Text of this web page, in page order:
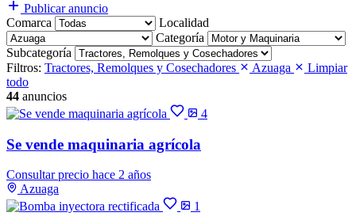
Publicar anuncio
Comarca
Localidad
Categoría
Subcategoría
Filtros: Tractores, Remolques y Cosechadores Azuaga
Limpiar
todo
44 anuncios
4
Se vende maquinaria agrícola
Consultar precio hace 2 años
Azuaga
1